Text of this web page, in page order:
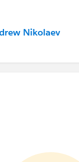
Nikolaev